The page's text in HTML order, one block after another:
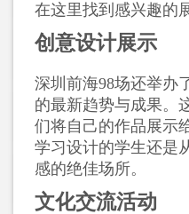
在这里找到感兴趣的
创意设计展示
深圳前海98场还举办
的最新趋势与成果。
们将自己的作品展示
学习设计的学生还是
感的绝佳场所。
文化交流活动